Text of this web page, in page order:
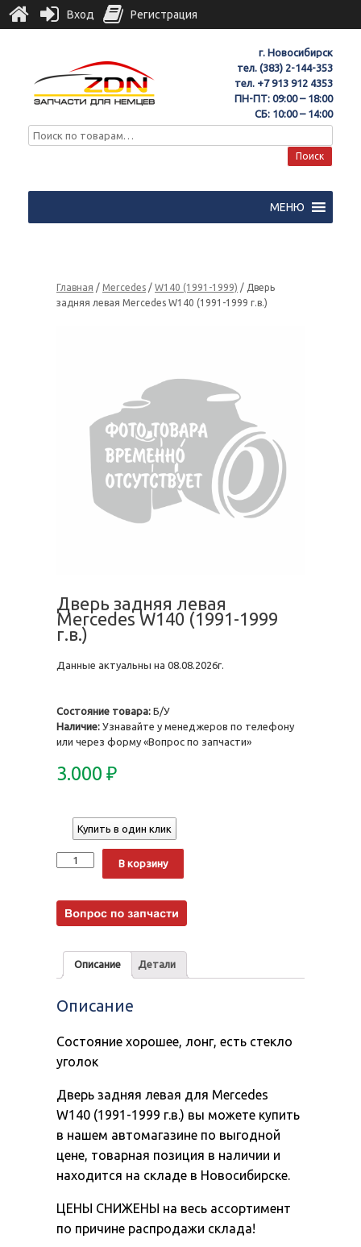
г. Новосибирск
тел. (383) 2-144-353
тел. +7 913 912 4353
ПН-ПТ: 09:00 – 18:00
СБ: 10:00 – 14:00
Поиск
МЕНЮ
Главная / Mercedes / W140 (1991-1999) / Дверь
задняя левая Mercedes W140 (1991-1999 г.в.)
Дверь задняя левая
Mercedes W140 (1991-1999
г.в.)
Данные актуальны на 08.08.2026г.
Состояние товара: Б/У
Наличие: Узнавайте у менеджеров по телефону
или через форму «Вопрос по запчасти»
3.000 ₽
Купить в один клик
Количество
В корзину
Описание Детали
Описание
Состояние хорошее, лонг, есть стекло
уголок
Дверь задняя левая для Mercedes
W140 (1991-1999 г.в.) вы можете купить
в нашем автомагазине по выгодной
цене, товарная позиция в наличии и
находится на складе в Новосибирске.
ЦЕНЫ СНИЖЕНЫ на весь ассортимент
по причине распродажи склада!
Вход Регистрация